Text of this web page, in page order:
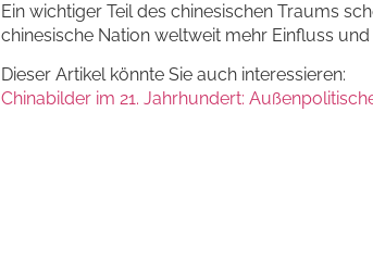
Ein wichtiger Teil des chinesischen Traums
chinesische Nation weltweit mehr Einfluss
Dieser Artikel könnte Sie auch interessieren:
Chinabilder im 21. Jahrhundert: